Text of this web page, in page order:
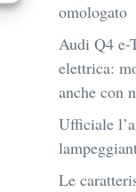
omologato
Audi Q4 e-
elettrica:
anche con
Ufficiale
Le